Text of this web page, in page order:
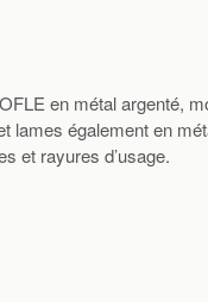
en métal argenté,
lames également en
et rayures d’usage.